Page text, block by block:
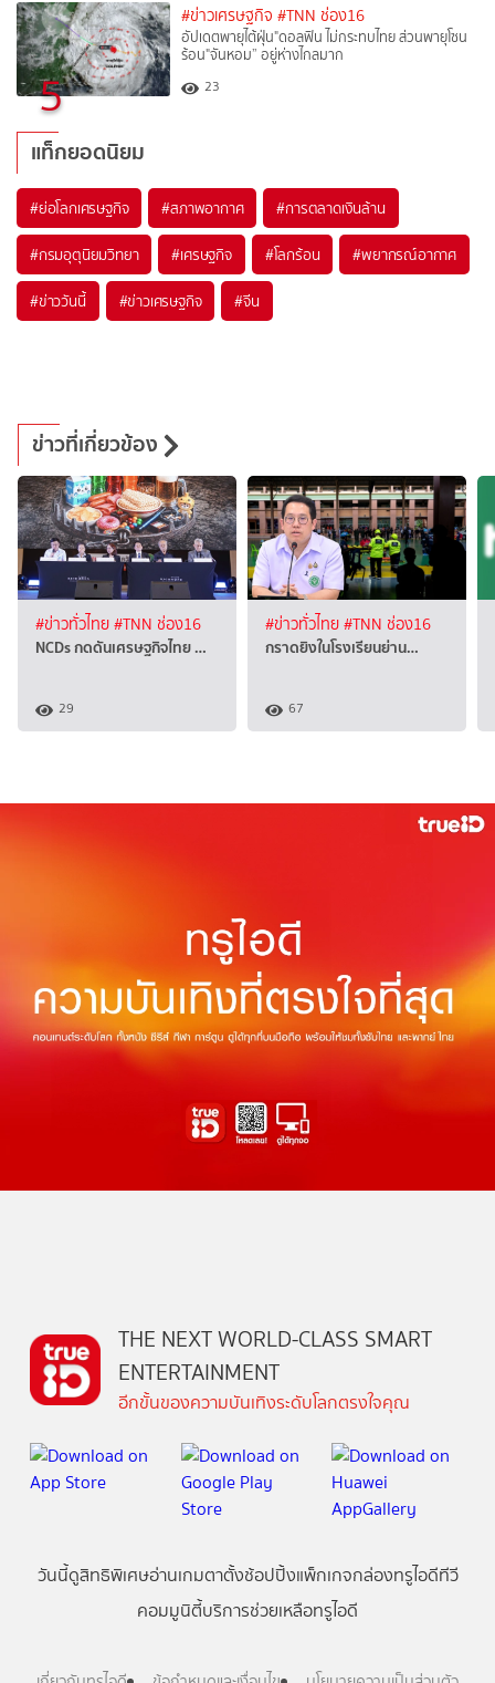
5
#ข่าวเศรษฐกิจ #TNN ช่อง16
อัปเดตพายุไต้ฝุ่น"ดอลฟิน ไม่กระทบไทย ส่วนพายุโซน
ร้อน"จันหอม” อยู่ห่างไกลมาก
23
แท็กยอดนิยม
#ย่อโลกเศรษฐกิจ #สภาพอากาศ #การตลาดเงินล้าน
#กรมอุตุนิยมวิทยา #เศรษฐกิจ #โลกร้อน #พยากรณ์อากาศ
#ข่าววันนี้ #ข่าวเศรษฐกิจ #จีน
ข่าวที่เกี่ยวข้อง
#ข่าวทั่วไทย#TNN ช่อง16
NCDs กดดันเศรษฐกิจไทย …
29
#ข่าวทั่วไทย#TNN ช่อง16
กราดยิงในโรงเรียนย่าน…
67
THE NEXT WORLD-CLASS SMART
ENTERTAINMENT
อีกขั้นของความบันเทิงระดับโลกตรงใจคุณ
วันนี้ดูสิทธิพิเศษอ่านเกมตาตั้งช้อปปิ้งแพ็กเกจกล่องทรูไอดีทีวี
คอมมูนิตี้บริการช่วยเหลือทรูไอดี